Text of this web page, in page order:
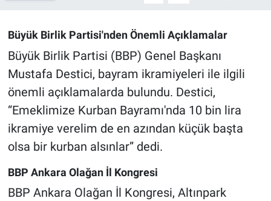
Büyük Birlik Partisi'nden Önemli Açıklamalar
Büyük Birlik Partisi (BBP) Genel Başkanı
Mustafa Destici, bayram ikramiyeleri ile ilgili
önemli açıklamalarda bulundu. Destici,
“Emeklimize Kurban Bayramı'nda 10 bin lira
ikramiye verelim de en azından küçük başta
olsa bir kurban alsınlar” dedi.
BBP Ankara Olağan İl Kongresi
BBP Ankara Olağan İl Kongresi, Altınpark